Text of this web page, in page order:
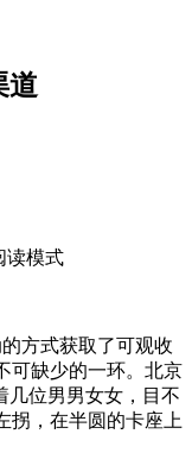
道
读模式
方式获取了可观收
可缺少的一环。北京
几位男男女女，目不
拐，在半圆的卡座上